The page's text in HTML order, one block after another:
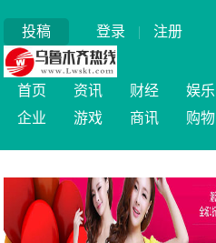
投稿 登录 | 注册
首页 资讯 财经 娱乐
企业
游戏 商讯 购物